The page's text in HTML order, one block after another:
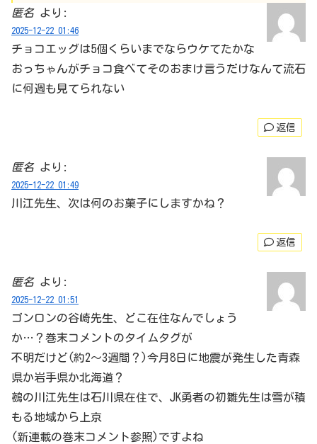
匿名 より:
2025-12-22 01:46
チョコエッグは5個くらいまでならウケてたかな
おっちゃんがチョコ食べてそのおまけ言うだけなんて流石
に何週も見てられない
返信
匿名 より:
2025-12-22 01:49
川江先生、次は何のお菓子にしますかね？
返信
匿名 より:
2025-12-22 01:51
ゴンロンの谷崎先生、どこ在住なんでしょう
か…？巻末コメントのタイムタグが
不明だけど(約2～3週間？)今月8日に地震が発生した青森
県か岩手県か北海道？
鵺の川江先生は石川県在住で、JK勇者の初雛先生は雪が積
もる地域から上京
(新連載の巻末コメント参照)ですよね